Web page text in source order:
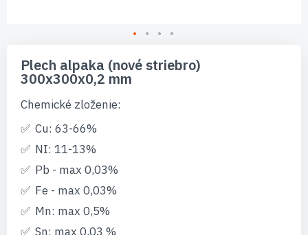
začiatok
galérie
Plech alpaka (nové striebro)
300x300x0,2 mm
Chemické zloženie:
Cu: 63-66%
NI: 11-13%
Pb - max 0,03%
Fe - max 0,03%
Mn: max 0,5%
Sn: max 0,03 %